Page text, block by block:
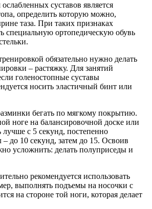
суставов является
определить которую можно,
таза. При таких признаках
специальную ортопедическую обувь
обязательно нужно делать
– растяжку. Для занятий
голеностопные суставы
носить эластичный бинт или
бегать по мягкому покрытию.
ноге на балансировочной доске или
с 5 секунд, постепенно
– до 10 секунд, затем до 15. Освоив
усложнить: делать полуприседы и
рекомендуется использовать
выполнять подъемы на носочки с
на стороне той ноги, которая делает